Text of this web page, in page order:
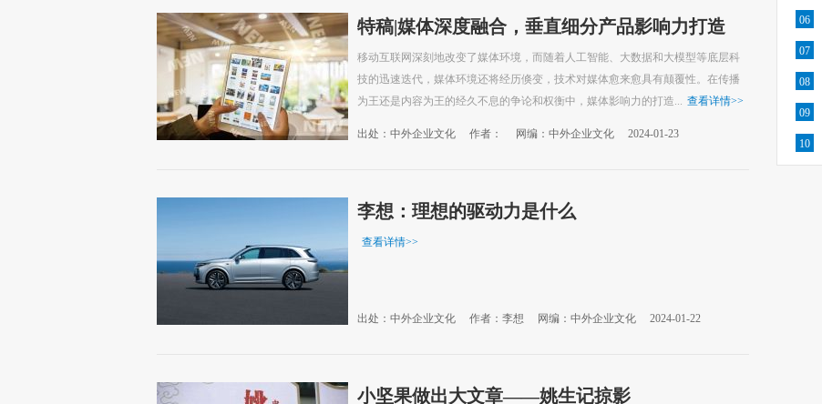
特稿|媒体深度融合，垂直细分产品影响力打造
移动互联网深刻地改变了媒体环境，而随着人工智能、大数据和大模型等底层科
技的迅速迭代，媒体环境还将经历倏变，技术对媒体愈来愈具有颠覆性。在传播
为王还是内容为王的经久不息的争论和权衡中，媒体影响力的打造...
查看详情>>
出处：中外企业文化 作者： 网编：中外企业文化 2024-01-23
李想：理想的驱动力是什么
查看详情>>
出处：中外企业文化 作者：李想 网编：中外企业文化 2024-01-22
小坚果做出大文章——姚生记掠影
06
07
08
09
10